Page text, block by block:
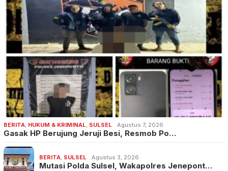
BERITA HUKUM & KRIMINAL SULSEL Agustus 7, 2026
Gasak HP Berujung Jeruji Besi, Resmob Po…
BERITA SULSEL Agustus 3, 2026
Mutasi Polda Sulsel, Wakapolres Jenepont…